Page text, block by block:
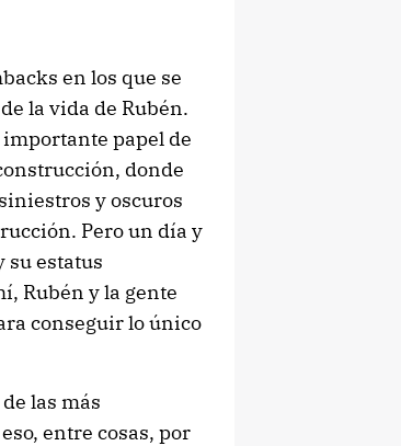
en los que se
la vida de Rubén.
papel de
donde
y oscuros
Pero un día y
su estatus
Rubén y la gente
conseguir lo único
las más
entre cosas, por